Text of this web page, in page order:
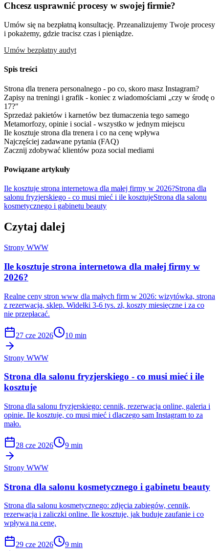
Chcesz usprawnić procesy w swojej firmie?
Umów się na bezpłatną konsultację. Przeanalizujemy Twoje procesy
i pokażemy, gdzie tracisz czas i pieniądze.
Umów bezpłatny audyt
Spis treści
Strona dla trenera personalnego - po co, skoro masz Instagram?
Zapisy na treningi i grafik - koniec z wiadomościami „czy w środę o
17?"
Sprzedaż pakietów i karnetów bez tłumaczenia tego samego
Metamorfozy, opinie i social - wszystko w jednym miejscu
Ile kosztuje strona dla trenera i co na cenę wpływa
Najczęściej zadawane pytania (FAQ)
Zacznij zdobywać klientów poza social mediami
Powiązane artykuły
Ile kosztuje strona internetowa dla małej firmy w 2026?Strona dla
salonu fryzjerskiego - co musi mieć i ile kosztujeStrona dla salonu
kosmetycznego i gabinetu beauty
Czytaj dalej
Strony WWW
Ile kosztuje strona internetowa dla małej firmy w
2026?
Realne ceny stron www dla małych firm w 2026: wizytówka, strona
z rezerwacją, sklep. Widełki 3-6 tys. zł, koszty miesięczne i za co
nie przepłacać.
27 cze 2026 10 min
Strony WWW
Strona dla salonu fryzjerskiego - co musi mieć i ile
kosztuje
Strona dla salonu fryzjerskiego: cennik, rezerwacja online, galeria i
opinie. Ile kosztuje, co musi mieć i dlaczego sam Instagram to za
mało.
28 cze 2026 9 min
Strony WWW
Strona dla salonu kosmetycznego i gabinetu beauty
Strona dla salonu kosmetycznego: zdjęcia zabiegów, cennik,
rezerwacja i zaliczki online. Ile kosztuje, jak buduje zaufanie i co
wpływa na cenę.
29 cze 2026 9 min